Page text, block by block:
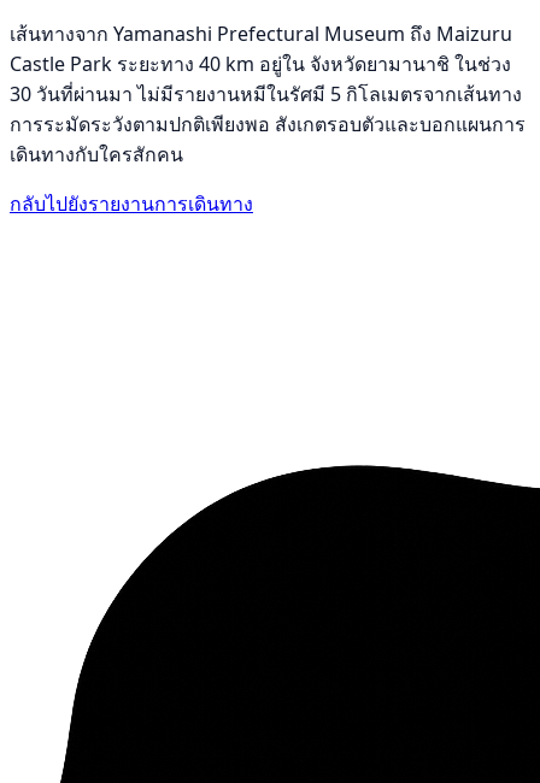
เส้นทางจาก Yamanashi Prefectural Museum ถึง Maizuru
Castle Park ระยะทาง 40 km อยู่ใน จังหวัดยามานาชิ ในช่วง
30 วันที่ผ่านมา ไม่มีรายงานหมีในรัศมี 5 กิโลเมตรจากเส้นทาง
การระมัดระวังตามปกติเพียงพอ สังเกตรอบตัวและบอกแผนการ
เดินทางกับใครสักคน
กลับไปยังรายงานการเดินทาง